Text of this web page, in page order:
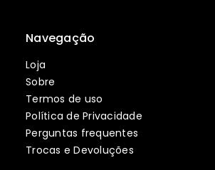
Navegação
Loja
Sobre
Termos de uso
Política de Privacidade
Perguntas frequentes
Trocas e Devoluções